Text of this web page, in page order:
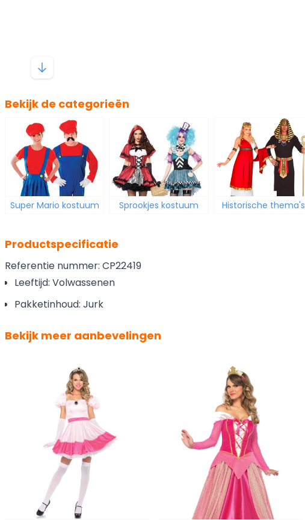
Bekijk de categorieën
Super Mario kostuum Sprookjes kostuum Historische thema's
Productspecificatie
Referentie nummer: CP22419
Leeftijd: Volwassenen
Pakketinhoud: Jurk
Bekijk meer aanbevelingen